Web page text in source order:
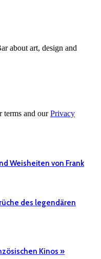
about art, design and
terms and ourPrivacy
Weisheiten von Frank
des legendären
Kinos »